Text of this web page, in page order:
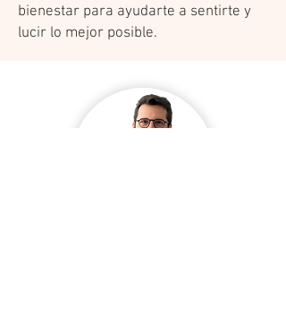
bienestar para ayudarte a sentirte y
lucir lo mejor posible.